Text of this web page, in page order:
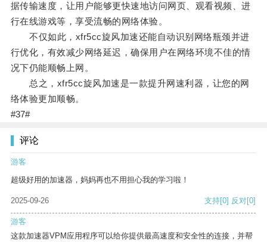
据传输速度，让用户能够更快速地访问网页、观看视频、进
行在线游戏等，享受流畅的网络体验。
不仅如此，xfr5cc旋风加速还能自动识别网络瓶颈并进
行优化，有效减少网络延迟，确保用户在网络环境不佳的情
况下仍能顺畅上网。
总之，xfr5cc旋风加速是一款提升网速利器，让您的网
络体验更加顺畅。
#37#
评论
游客
超级好用的加速器，妈妈再也不用担心我的学习啦！
2025-09-26 支持[0] 反对[0]
游客
这款加速器VPM应用程序可以给你提供最高速度和安全性的连接，并帮